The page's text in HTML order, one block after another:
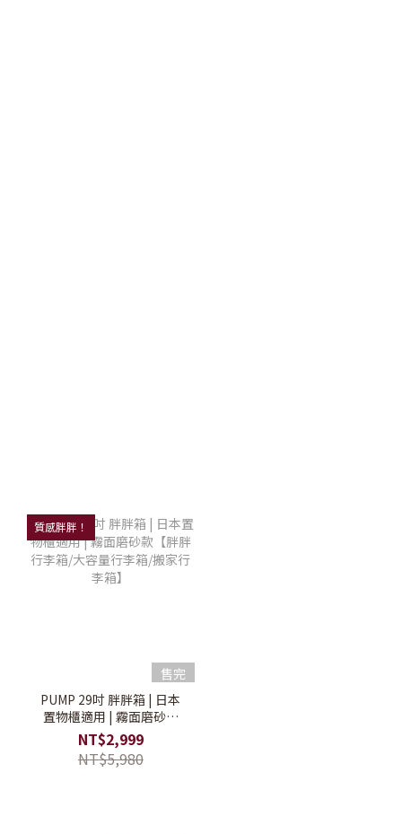
質感胖胖！
售完
PUMP 29吋 胖胖箱 | 日本
置物櫃適用 | 霧面磨砂款
【胖胖行李箱/大容量行李
箱/搬家行李箱】
NT$2,999
NT$5,980